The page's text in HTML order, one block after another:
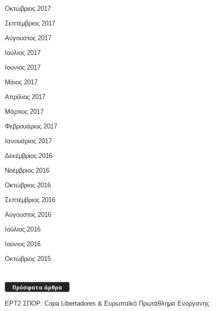
Οκτώβριος 2017
Σεπτέμβριος 2017
Αύγουστος 2017
Ιούλιος 2017
Ιούνιος 2017
Μάιος 2017
Απρίλιος 2017
Μάρτιος 2017
Φεβρουάριος 2017
Ιανουάριος 2017
Δεκέμβριος 2016
Νοέμβριος 2016
Οκτώβριος 2016
Σεπτέμβριος 2016
Αύγουστος 2016
Ιούλιος 2016
Ιούνιος 2016
Οκτώβριος 2015
Πρόσφατα άρθρα
ΕΡΤ2 ΣΠΟΡ: Copa Libertadores & Ευρωπαϊκό Πρωτάθλημα Ενόργανης